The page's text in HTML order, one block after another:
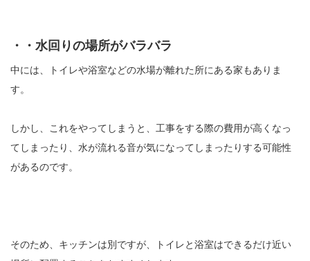
・・水回りの場所がバラバラ
中には、トイレや浴室などの水場が離れた所にある家もありま
す。
しかし、これをやってしまうと、工事をする際の費用が高くなっ
てしまったり、水が流れる音が気になってしまったりする可能性
があるのです。
そのため、キッチンは別ですが、トイレと浴室はできるだけ近い